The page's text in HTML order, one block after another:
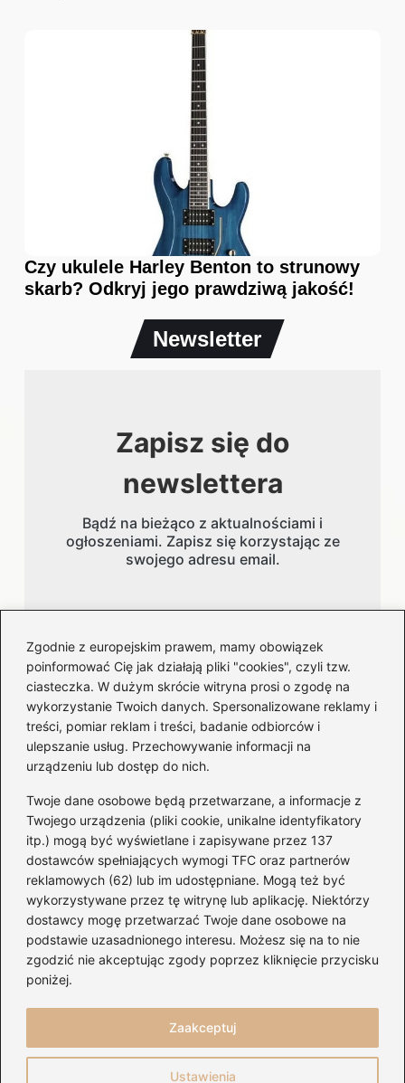
Zgodnie z europejskim prawem, mamy obowiązek
poinformować Cię jak działają pliki "cookies", czyli tzw.
ciasteczka. W dużym skrócie witryna prosi o zgodę na
wykorzystanie Twoich danych. Spersonalizowane reklamy i
treści, pomiar reklam i treści, badanie odbiorców i
ulepszanie usług. Przechowywanie informacji na
urządzeniu lub dostęp do nich.
Twoje dane osobowe będą przetwarzane, a informacje z
Twojego urządzenia (pliki cookie, unikalne identyfikatory
itp.) mogą być wyświetlane i zapisywane przez 137
dostawców spełniających wymogi TFC oraz partnerów
reklamowych (62) lub im udostępniane. Mogą też być
wykorzystywane przez tę witrynę lub aplikację. Niektórzy
dostawcy mogę przetwarzać Twoje dane osobowe na
podstawie uzasadnionego interesu. Możesz się na to nie
zgodzić nie akceptując zgody poprzez kliknięcie przycisku
poniżej.
Ustawienia
Zaakceptuj
Czy ukulele Harley Benton to strunowy
skarb? Odkryj jego prawdziwą jakość!
Newsletter
Zapisz się do
newslettera
Bądź na bieżąco z aktualnościami i
ogłoszeniami. Zapisz się korzystając ze
swojego adresu email.
Adres email
Kategorie
Artyści (20)
Gitary(156)
Koncerty (145)
Muzyka(157)
Nuty(31)
Serwisy(109)
Sprzęt audio(41)
Polityka prywatności